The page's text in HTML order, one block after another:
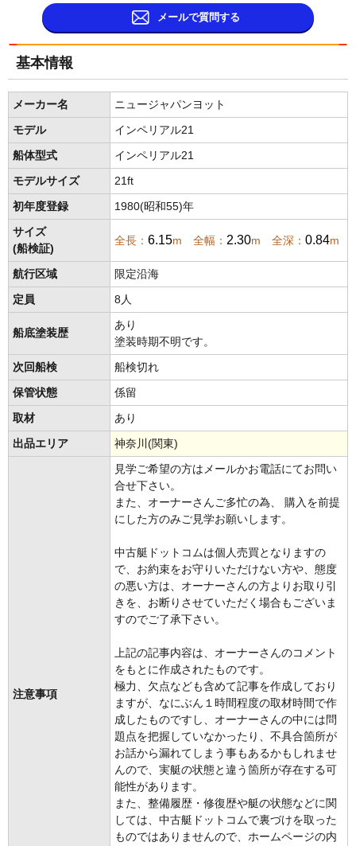
メールで質問する
基本情報
メーカー名 ニュージャパンヨット
モデル インペリアル21
船体型式 インペリアル21
モデルサイズ 21ft
初年度登録 1980(昭和55)年
サイズ
(船検証)
全長： 6.15m 全幅： 2.30m 全深： 0.84m
航行区域 限定沿海
定員 8人
船底塗装歴
あり
塗装時期不明です。
次回船検 船検切れ
保管状態 係留
取材 あり
出品エリア 神奈川(関東)
注意事項
見学ご希望の方はメールかお電話にてお問い
合せ下さい。
また、オーナーさんご多忙の為、 購入を前提
にした方のみご見学お願いします。
中古艇ドットコムは個人売買となりますの
で、お約束をお守りいただけない方や、態度
の悪い方は、オーナーさんの方よりお取り引
きを、お断りさせていただく場合もございま
すのでご了承下さい。
上記の記事内容は、オーナーさんのコメント
をもとに作成されたものです。
極力、欠点なども含めて記事を作成しており
ますが、なにぶん１時間程度の取材時間で作
成したものですし、オーナーさんの中には問
題点を把握していなかったり、不具合箇所が
お話から漏れてしまう事もあるかもしれませ
んので、実艇の状態と違う箇所が存在する可
能性があります。
また、整備履歴・修復歴や艇の状態などに関
しては、中古艇ドットコムで裏づけを取った
ものではありませんので、ホームページの内